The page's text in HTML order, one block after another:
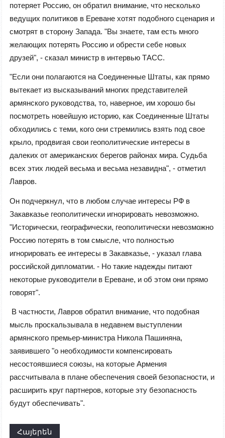
потеряет Россию, он обратил внимание, что несколько
ведущих политиков в Ереване хотят подобного сценария и
смотрят в сторону Запада. "Вы знаете, там есть много
желающих потерять Россию и обрести себе новых
друзей", - сказал министр в интервью ТАСС.
"Если они полагаются на Соединенные Штаты, как прямо
вытекает из высказываний многих представителей
армянского руководства, то, наверное, им хорошо бы
посмотреть новейшую историю, как Соединенные Штаты
обходились с теми, кого они стремились взять под свое
крыло, продвигая свои геополитические интересы в
далеких от американских берегов районах мира. Судьба
всех этих людей весьма и весьма незавидна", - отметил
Лавров.
Он подчеркнул, что в любом случае интересы РФ в
Закавказье геополитически игнорировать невозможно.
"Исторически, географически, геополитически невозможно
Россию потерять в том смысле, что полностью
игнорировать ее интересы в Закавказье, - указал глава
российской дипломатии. - Но такие надежды питают
некоторые руководители в Ереване, и об этом они прямо
говорят".
В частности, Лавров обратил внимание, что подобная
мысль проскальзывала в недавнем выступлении
армянского премьер-министра Никола Пашиняна,
заявившего "о необходимости компенсировать
несостоявшиеся союзы, на которые Армения
рассчитывала в плане обеспечения своей безопасности, и
расширить круг партнеров, которые эту безопасность
будут обеспечивать".
Հայերեն